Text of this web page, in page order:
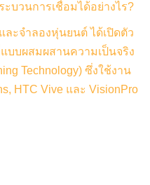
บวนการเชื่อมได้อย่างไร?
ะจำลองหุ่นยนต์ ได้เปิดตัว
บบผสมผสานความเป็นจริง
Technology) ซึ่งใช้งาน
HTC Vive และ VisionPro